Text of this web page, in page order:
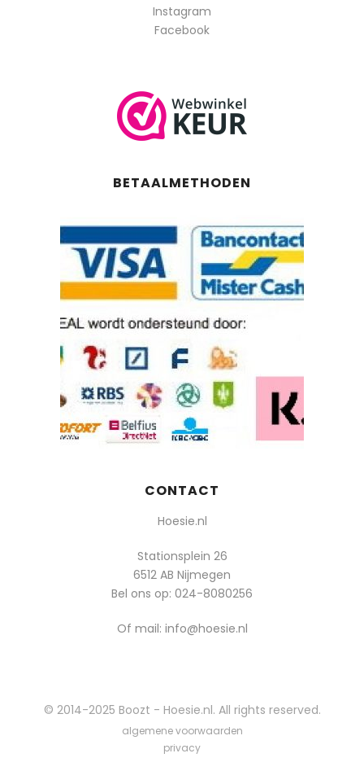
Instagram
Facebook
BETAALMETHODEN
CONTACT
Hoesie.nl
Stationsplein 26
6512 AB Nijmegen
Bel ons op: 024-8080256
Of mail: info@hoesie.nl
© 2014-2025 Boozt - Hoesie.nl. All rights reserved.
algemene voorwaarden
privacy